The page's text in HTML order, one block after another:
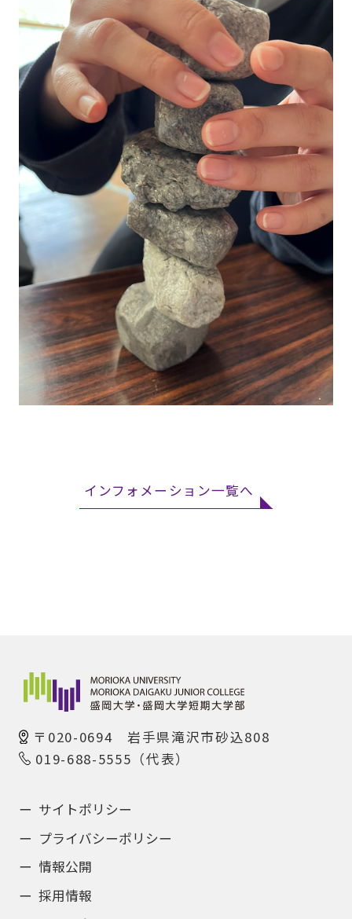
インフォメーション一覧へ
〒020-0694 岩手県滝沢市砂込808
019-688-5555（代表）
サイトポリシー
プライバシーポリシー
情報公開
採用情報